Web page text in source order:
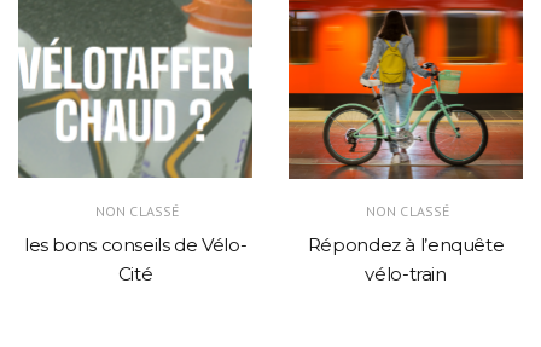
NON CLASSÉ
les bons conseils de Vélo-
Cité
NON CLASSÉ
Répondez à l’enquête
vélo-train